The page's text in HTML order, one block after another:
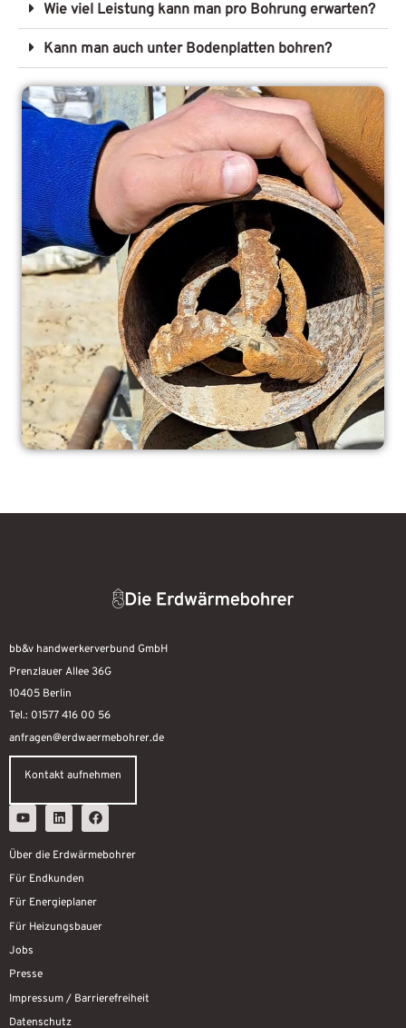
Wie viel Leistung kann man pro Bohrung erwarten?
Kann man auch unter Bodenplatten bohren?
bb&v handwerkerverbund GmbH
Prenzlauer Allee 36G
10405 Berlin
Tel.: 01577 416 00 56
anfragen@erdwaermebohrer.de
Kontakt aufnehmen
Über die Erdwärmebohrer
Für Endkunden
Für Energieplaner
Für Heizungsbauer
Jobs
Presse
Impressum / Barrierefreiheit
Datenschutz